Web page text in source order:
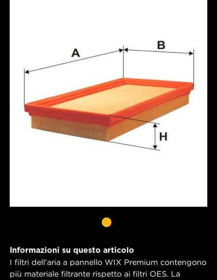
Informazioni su questo articolo
I filtri dell'aria a pannello WIX Premium contengono
più materiale filtrante rispetto ai filtri OES. La